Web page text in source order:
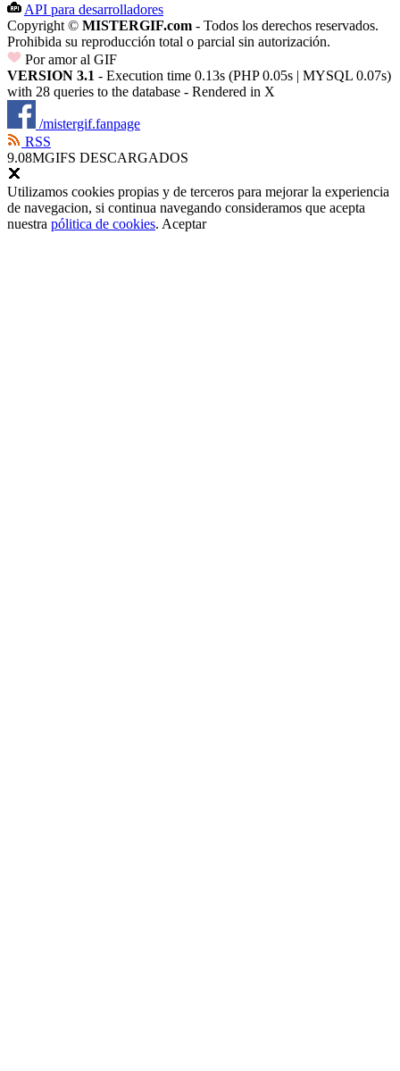
API para desarrolladores
Copyright © MISTERGIF.com - Todos los derechos reservados.
Prohibida su reproducción total o parcial sin autorización.
Por amor al GIF
VERSION 3.1 - Execution time 0.13s (PHP 0.05s | MYSQL 0.07s)
with 28 queries to the database - Rendered in X
/mistergif.fanpage
RSS
9.08MGIFS DESCARGADOS
Utilizamos cookies propias y de terceros para mejorar la experiencia
de navegacion, si continua navegando consideramos que acepta
nuestra pólitica de cookies. Aceptar